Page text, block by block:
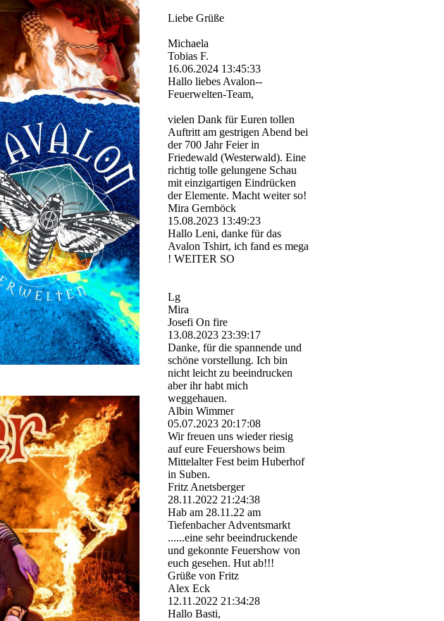
Liebe Grüße
Michaela
Tobias F.
16.06.2024 13:45:33
Hallo liebes Avalon-­
Feuerwelten-­Team,­
vielen Dank für Euren tollen
Auftritt am gestrigen Abend bei
der 700 Jahr Feier in
Friedewald (Westerwald). Eine
richtig tolle gelungene Schau
mit einzigartigen Eindrücken
der Elemente. Macht weiter so!
Mira Gernböck
15.08.2023 13:49:23
Hallo Leni, danke für das
Avalon Tshirt, ich fand es mega
! WEITER SO
Lg
Mira
Josefi On fire
13.08.2023 23:39:17
Danke, für die spannende und
schöne vorstellung. Ich bin
nicht leicht zu beeindrucken
aber ihr habt mich
weggehauen.
Albin Wimmer
05.07.2023 20:17:08
Wir freuen uns wieder riesig
auf eure Feuershows beim
Mittelalter Fest beim Huberhof
in Suben.
Fritz Anetsberger
28.11.2022 21:24:38
Hab am 28.11.22 am
Tiefenbacher Adventsmarkt
......eine sehr beeindruckende
und gekonnte Feuershow von
euch gesehen. Hut ab!!!
Grüße von Fritz
Alex Eck
12.11.2022 21:34:28
Hallo Basti,